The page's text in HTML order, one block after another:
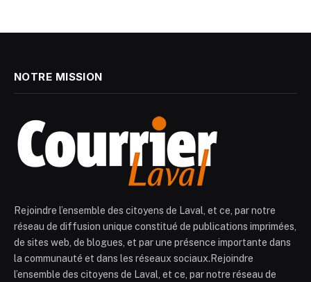
NOTRE MISSION
Rejoindre l’ensemble des citoyens de Laval, et ce, par notre
réseau de diffusion unique constitué de publications imprimées,
de sites web, de blogues, et par une présence importante dans
la communauté et dans les réseaux sociaux.Rejoindre
l’ensemble des citoyens de Laval, et ce, par notre réseau de